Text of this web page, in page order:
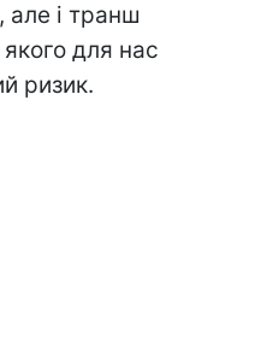
і транш
для нас
ризик.